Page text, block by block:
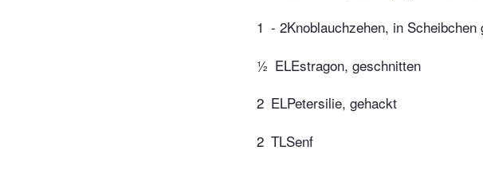
1 - 2Knoblauchzehen, in Scheibchen
½ ELEstragon, geschnitten
2 ELPetersilie, gehackt
2 TLSenf